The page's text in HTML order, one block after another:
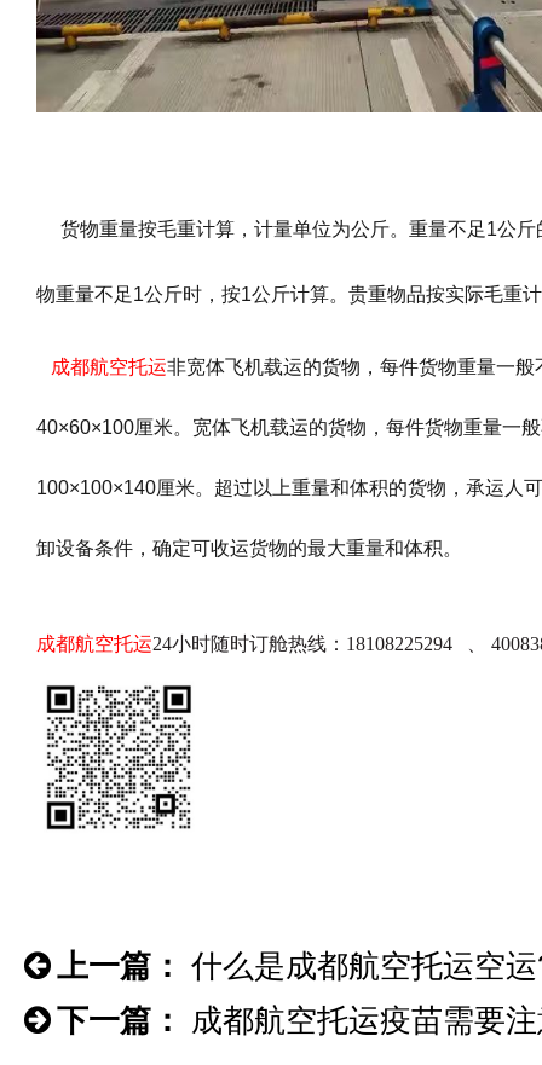
货物重量按毛重计算，计量单位为公斤。重量不足1公斤
物重量不足1公斤时，按1公斤计算。贵重物品按实际毛重
成都航空托运非宽体飞机载运的货物，每件货物重量一
40×60×100厘米。宽体飞机载运的货物，每件货物重量一
100×100×140厘米。超过以上重量和体积的货物，承运人
卸设备条件，确定可收运货物的最大重量和体积。
成都航空托运24小时随时订舱热线：18108225294 、
上一篇： 什么是成都航空托运空
下一篇：
成都航空托运疫苗需要